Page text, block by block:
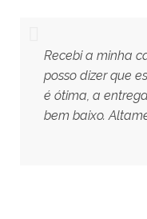
Recebi a minha
posso dizer que
é ótima, a
bem baixo.